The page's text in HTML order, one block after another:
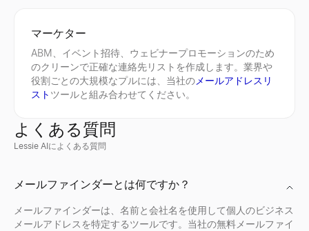
求人シグナルデコーダー
求人情報を貼り付け — 拡大、技術スタック、課題、アプローチ
詳しく見る→
ICPシグナルプレイブックジェネレーター
職務記述書ジェネレーター
職務名といくつかの詳細から、概要、責任、要件、福利厚生を
詳しく見る→
オファーレタージェネレーター
成長率計算ツール
無料の成長率計算ツール。初期値と最終値から単純成長率と
詳しく見る→
テックスタックチェッカー
マーケター
ABM、イベント招待、ウェビナープロモーションのため
のクリーンで正確な連絡先リストを作成します。業界や
役割ごとの大規模なプルには、当社の メールアドレスリ
スト ツールと組み合わせてください。
よくある質問
Lessie AIによくある質問
メールファインダーとは何ですか？
メールファインダーは、名前と会社名を使用して個人のビジネス
メールアドレスを特定するツールです。当社の無料メールファイ